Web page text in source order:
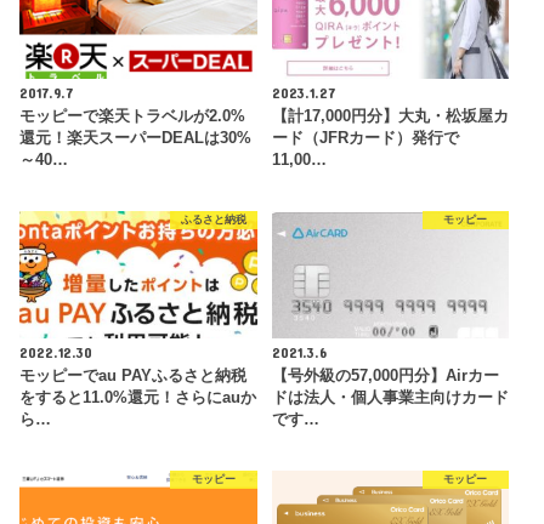
2017.9.7
モッピーで楽天トラベルが2.0%
還元！楽天スーパーDEALは30%
～40…
2023.1.27
【計17,000円分】大丸・松坂屋カ
ード（JFRカード）発行で
11,00…
ふるさと納税
2022.12.30
モッピーでau PAYふるさと納税
をすると11.0%還元！さらにauか
ら…
モッピー
2021.3.6
【号外級の57,000円分】Airカー
ドは法人・個人事業主向けカード
です…
モッピー モッピー